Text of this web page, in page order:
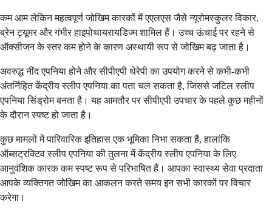
कम आम लेकिन महत्वपूर्ण जोखिम कारकों में एएलएस जैसे न्यूरोमस्कुलर विकार,
ब्रेन ट्यूमर और गंभीर हाइपोथायरायडिज्म शामिल हैं। उच्च ऊंचाई पर रहने से
ऑक्सीजन के स्तर कम होने के कारण अस्थायी रूप से जोखिम बढ़ जाता है।
अवरुद्ध नींद एपनिया होने और सीपीएपी थेरेपी का उपयोग करने से कभी-कभी
अंतर्निहित केंद्रीय स्लीप एपनिया का पता चल सकता है, जिससे जटिल स्लीप
एपनिया सिंड्रोम बनता है। यह आमतौर पर सीपीएपी उपचार के पहले कुछ महीनों
के दौरान स्पष्ट हो जाता है।
कुछ मामलों में पारिवारिक इतिहास एक भूमिका निभा सकता है, हालांकि
ऑब्सट्रक्टिव स्लीप एपनिया की तुलना में केंद्रीय स्लीप एपनिया के लिए
आनुवंशिक कारक कम स्पष्ट रूप से परिभाषित हैं। आपका स्वास्थ्य सेवा प्रदाता
आपके व्यक्तिगत जोखिम का आकलन करते समय इन सभी कारकों पर विचार
करेगा।